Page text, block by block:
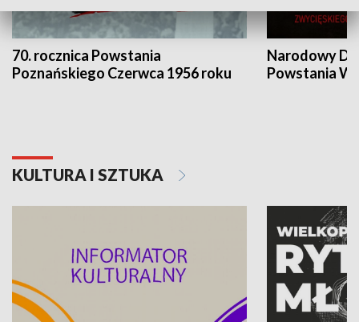
70. rocznica Powstania
Poznańskiego Czerwca 1956 roku
Narodowy
Powstania
KULTURA I SZTUKA